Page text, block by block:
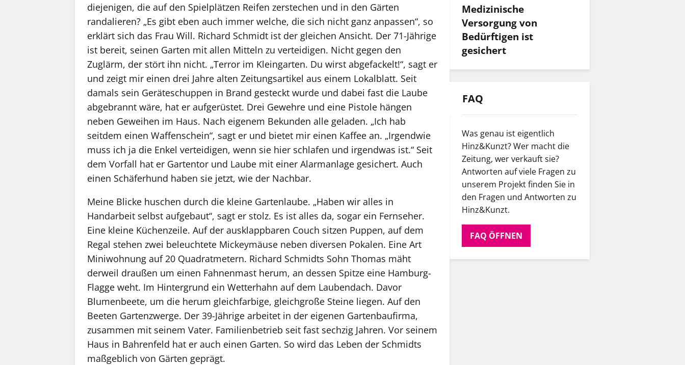
diejenigen, die auf den Spielplätzen Reifen zerstechen und in den Gärten
randalieren? „Es gibt eben auch immer welche, die sich nicht ganz anpassen“, so
erklärt sich das Frau Will. Richard Schmidt ist der gleichen Ansicht. Der 71-Jährige
ist bereit, seinen Garten mit allen Mitteln zu verteidigen. Nicht gegen den
Zuglärm, der stört ihn nicht. „Terror im Kleingarten. Du wirst abgefackelt!“, sagt er
und zeigt mir einen drei Jahre alten Zeitungsartikel aus einem Lokalblatt. Seit
damals sein Geräteschuppen in Brand gesteckt wurde und dabei fast die Laube
abgebrannt wäre, hat er aufgerüstet. Drei Gewehre und eine Pistole hängen
neben Geweihen im Haus. Nach eigenem Bekunden alle geladen. „Ich hab
seitdem einen Waffenschein“, sagt er und bietet mir einen Kaffee an. „Irgendwie
muss ich ja die Enkel verteidigen, wenn sie hier schlafen und irgendwas ist.“ Seit
dem Vorfall hat er Gartentor und Laube mit einer Alarmanlage gesichert. Auch
einen Schäferhund haben sie jetzt, wie der Nachbar.
Meine Blicke huschen durch die kleine Gartenlaube. „Haben wir alles in
Handarbeit selbst aufgebaut“, sagt er stolz. Es ist alles da, sogar ein Fernseher.
Eine kleine Küchenzeile. Auf der ausklappbaren Couch sitzen Puppen, auf dem
Regal stehen zwei beleuchtete Mickeymäuse neben diversen Pokalen. Eine Art
Miniwohnung auf 20 Quadratmetern. Richard Schmidts Sohn Thomas mäht
derweil draußen um einen Fahnenmast herum, an dessen Spitze eine Hamburg-
Flagge weht. Im Hintergrund ein Wetterhahn auf dem Laubendach. Davor
Blumenbeete, um die herum gleichfarbige, gleichgroße Steine liegen. Auf den
Beeten Gartenzwerge. Der 39-Jährige arbeitet in der eigenen Gartenbaufirma,
zusammen mit seinem Vater. Familienbetrieb seit fast sechzig Jahren. Vor seinem
Haus in Bahrenfeld hat er auch einen Garten. So wird das Leben der Schmidts
maßgeblich von Gärten geprägt.
Medizinische
Versorgung von
Bedürftigen ist
gesichert
FAQ
Was genau ist eigentlich
Hinz&Kunzt? Wer macht die
Zeitung, wer verkauft sie?
Antworten auf viele Fragen zu
unserem Projekt finden Sie in
den Fragen und Antworten zu
Hinz&Kunzt.
FAQ ÖFFNEN